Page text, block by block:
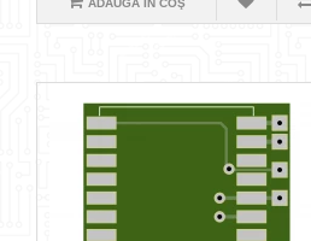
ADAUGĂ ÎN COŞ